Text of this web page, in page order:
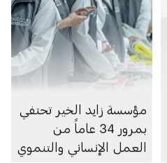
مؤسسة زايد الخير تحتفي
بمرور 34 عاماً من
العمل الإنساني والتنموي